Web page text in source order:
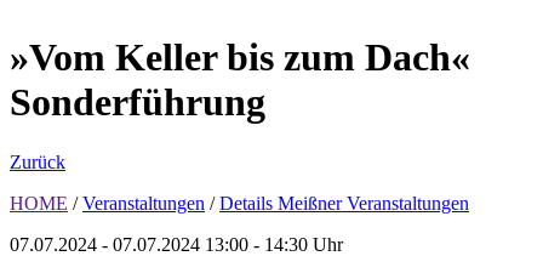
»Vom Keller bis zum Dach«
Sonderführung
Zurück
HOME / Veranstaltungen / Details Meißner Veranstaltungen
07.07.2024 - 07.07.2024 13:00 - 14:30 Uhr